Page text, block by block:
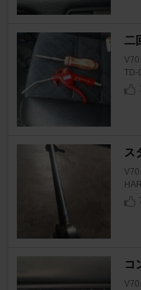
二
V70
TD-
ス
V70
コ
V70